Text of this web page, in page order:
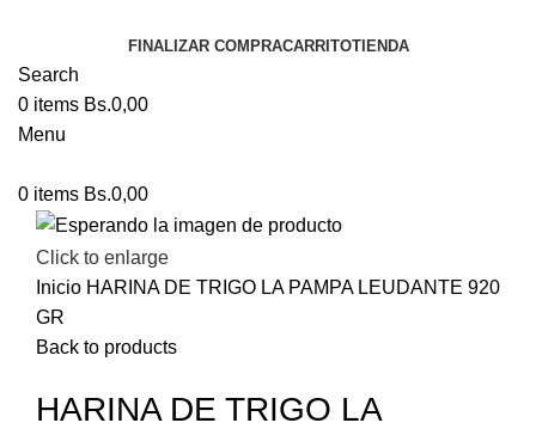
FINALIZAR COMPRACARRITOTIENDA
Search
0 items Bs.0,00
Menu
0 items Bs.0,00
Click to enlarge
Inicio HARINA DE TRIGO LA PAMPA LEUDANTE 920
GR
Back to products
HARINA DE TRIGO LA